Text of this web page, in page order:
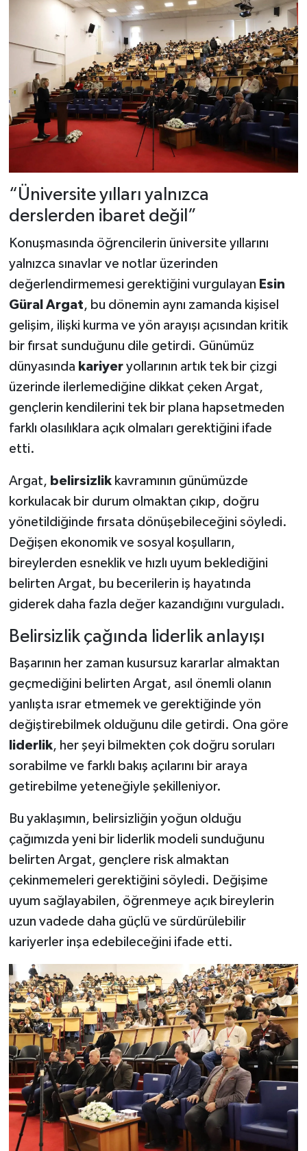
“Üniversite yılları yalnızca
derslerden ibaret değil”
Konuşmasında öğrencilerin üniversite yıllarını
yalnızca sınavlar ve notlar üzerinden
değerlendirmemesi gerektiğini vurgulayan Esin
Güral Argat, bu dönemin aynı zamanda kişisel
gelişim, ilişki kurma ve yön arayışı açısından kritik
bir fırsat sunduğunu dile getirdi. Günümüz
dünyasında kariyeryollarının artık tek bir çizgi
üzerinde ilerlemediğine dikkat çeken Argat,
gençlerin kendilerini tek bir plana hapsetmeden
farklı olasılıklara açık olmaları gerektiğini ifade
etti.
Argat, belirsizlikkavramının günümüzde
korkulacak bir durum olmaktan çıkıp, doğru
yönetildiğinde fırsata dönüşebileceğini söyledi.
Değişen ekonomik ve sosyal koşulların,
bireylerden esneklik ve hızlı uyum beklediğini
belirten Argat, bu becerilerin iş hayatında
giderek daha fazla değer kazandığını vurguladı.
Belirsizlik çağında liderlik anlayışı
Başarının her zaman kusursuz kararlar almaktan
geçmediğini belirten Argat, asıl önemli olanın
yanlışta ısrar etmemek ve gerektiğinde yön
değiştirebilmek olduğunu dile getirdi. Ona göre
liderlik, her şeyi bilmekten çok doğru soruları
sorabilme ve farklı bakış açılarını bir araya
getirebilme yeteneğiyle şekilleniyor.
Bu yaklaşımın, belirsizliğin yoğun olduğu
çağımızda yeni bir liderlik modeli sunduğunu
belirten Argat, gençlere risk almaktan
çekinmemeleri gerektiğini söyledi. Değişime
uyum sağlayabilen, öğrenmeye açık bireylerin
uzun vadede daha güçlü ve sürdürülebilir
kariyerler inşa edebileceğini ifade etti.